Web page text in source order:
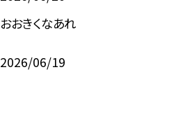
おおきくなあれ
2026/06/19